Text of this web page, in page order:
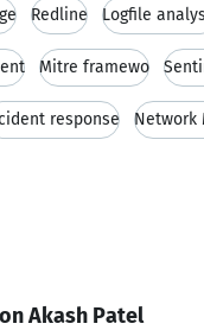
Redline Logfile
Mitre framewo
response Network
Akash Patel